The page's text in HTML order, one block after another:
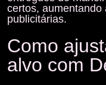
certos, aumentando
publicitárias.
Como
alvo com